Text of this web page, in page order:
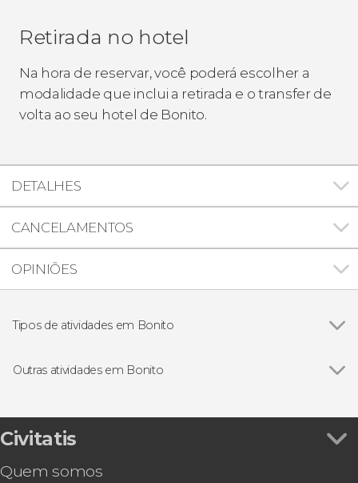
Retirada no hotel
Na hora de reservar, você poderá escolher a
modalidade que inclui a retirada e o transfer de
volta ao seu hotel de Bonito.
DETALHES
CANCELAMENTOS
OPINIÕES
Tipos de atividades em Bonito
Passeios de barco
Trilha / Trekking
Outras atividades em Bonito
Grande e Bonito
Visita guiada pela Gruta Catedral
Rapel elétrico no Abismo Anhumas + Passeio de
Civitatis
Quem somos